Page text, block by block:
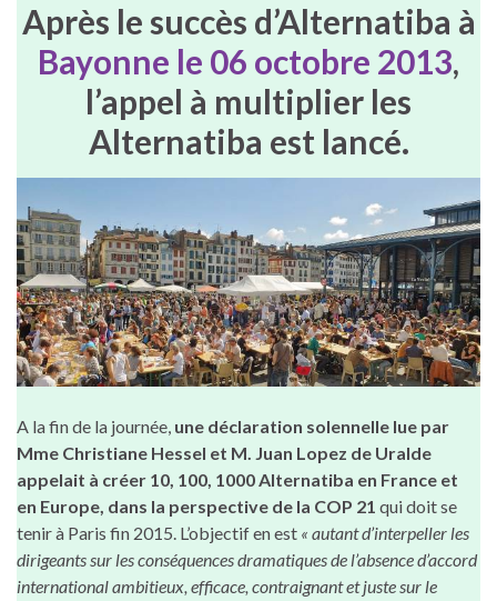
Après le succès d’Alternatiba à
Bayonne le 06 octobre 2013,
l’appel à multiplier les
Alternatiba est lancé.
A la fin de la journée, une déclaration solennelle lue par
Mme Christiane Hessel et M. Juan Lopez de Uralde
appelait à créer 10, 100, 1000 Alternatiba en France et
en Europe, dans la perspective de la COP 21 qui doit se
tenir à Paris fin 2015. L’objectif en est « autant d’interpeller les
dirigeants sur les conséquences dramatiques de l’absence d’accord
international ambitieux, efficace, contraignant et juste sur le